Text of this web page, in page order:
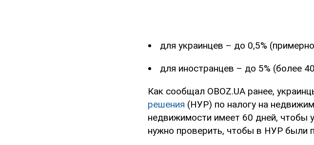
для украинцев – до 0,5%
для иностранцев – до 5% (более
Как сообщал OBOZ.UA ранее,
решения (НУР) по налогу на
недвижимости имеет 60 дней, чтобы
нужно проверить, чтобы в НУР были